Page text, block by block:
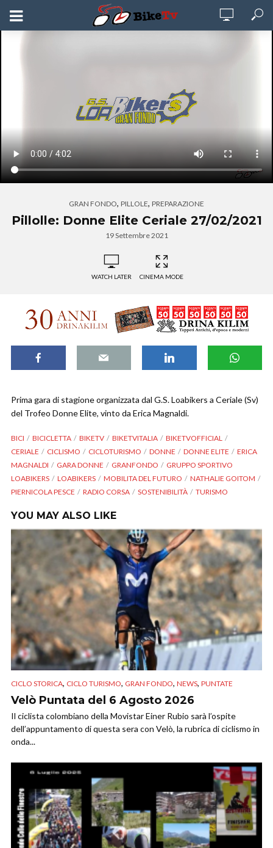
GRAN FONDO, PILLOLE, PREPARAZIONE
Pillolle: Donne Elite Ceriale 27/02/2021
19 Settembre 2021
WATCH LATER CINEMA MODE
Prima gara di stagione organizzata dal G.S. Loabikers a Ceriale (Sv)
del Trofeo Donne Elite, vinto da Erica Magnaldi.
BICI BICICLETTA BIKETV BIKETVITALIA
BIKETVOFFICIAL
CERIALE
CICLISMO CICLOTURISMO DONNE DONNE ELITE
ERICA
MAGNALDI
GARA DONNE GRANFONDO
GRUPPO SPORTIVO
LOABIKERS
LOABIKERS MOBILITA DEL FUTURO
NATHALIE GOITOM
PIERNICOLA PESCE
RADIO CORSA SOSTENIBILITÀ TURISMO
YOU MAY ALSO LIKE
CICLO STORICA, CICLO TURISMO, GRAN FONDO, NEWS, PUNTATE
Velò Puntata del 6 Agosto 2026
Il ciclista colombiano della Movistar Einer Rubio sarà l’ospite
dell’appuntamento di questa sera con Velò, la rubrica di ciclismo in
onda...